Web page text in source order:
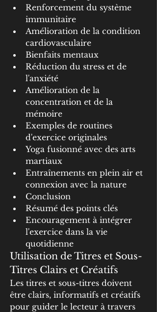
Renforcement du système
immunitaire
Amélioration de la condition
cardiovasculaire
Bienfaits mentaux
Réduction du stress et de
l'anxiété
Amélioration de la
concentration et de la
mémoire
Exemples de routines
d'exercice originales
Yoga fusionné avec des arts
martiaux
Entraînements en plein air et
connexion avec la nature
Conclusion
Résumé des points clés
Encouragement à intégrer
l'exercice dans la vie
quotidienne
Utilisation de Titres et Sous-
Titres Clairs et Créatifs
Les titres et sous-titres doivent
être clairs, informatifs et créatifs
pour guider le lecteur à travers